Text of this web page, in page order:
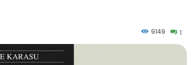
1
9149